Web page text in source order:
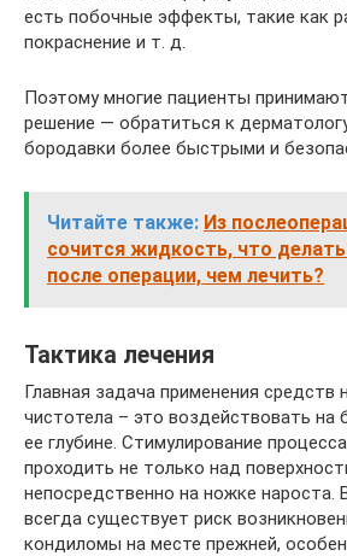
есть побочные эффекты, такие как
покраснение и т. д.
Поэтому многие пациенты
решение — обратиться к
бородавки более быстрыми и
Читайте также: Из
сочится жидкость, что
после операции, чем лечить?
Тактика лечения
Главная задача применения средств
чистотела – это воздействовать на
ее глубине. Стимулирование
проходить не только над
непосредственно на ножке нароста.
всегда существует риск
кондиломы на месте прежней,